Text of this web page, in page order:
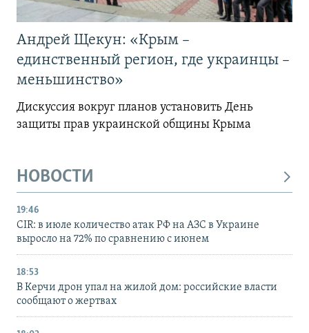
Андрей Щекун: «Крым –
единственный регион, где украинцы –
меньшинство»
Дискуссия вокруг планов установить День
защиты прав украинской общины Крыма
НОВОСТИ
19:46
CIR: в июле количество атак РФ на АЗС в Украине
выросло на 72% по сравнению с июнем
18:53
В Керчи дрон упал на жилой дом: российские власти
сообщают о жертвах